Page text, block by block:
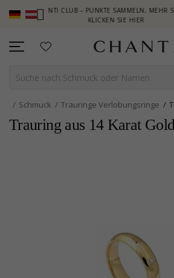
CLUB – PUNKTE SAMMELN, MEHR SEHEN –
KLICKEN SIE HIER
Schmuck Trauringe Verlobungsringe
Trauring aus 14 Karat